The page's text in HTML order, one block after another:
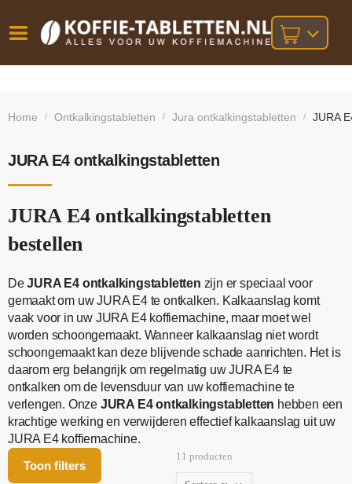
besteld,
bij orders
Home / Ontkalkingstabletten / Jura ontkalkingstabletten / JURA
JURA E4 ontkalkingstabletten
JURA E4 ontkalkingstabletten
bestellen
DeJURA E4 ontkalkingstabletten zijn er speciaal voor
gemaakt om uw JURA E4 te ontkalken. Kalkaanslag komt
vaak voor in uw JURA E4 koffiemachine, maar moet wel
worden schoongemaakt. Wanneer kalkaanslag niet wordt
schoongemaakt kan deze blijvende schade aanrichten. Het is
daarom erg belangrijk om regelmatig uw JURA E4 te
ontkalken om de levensduur van uw koffiemachine te
verlengen. Onze JURA E4 ontkalkingstabletten hebben een
krachtige werking en verwijderen effectief kalkaanslag uit uw
JURA E4 koffiemachine.
Toon filters
11 producten